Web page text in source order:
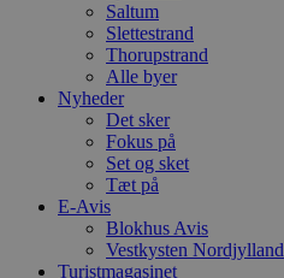
Saltum
Slettestrand
Thorupstrand
Alle byer
Nyheder
Det sker
Fokus på
Set og sket
Tæt på
E-Avis
Blokhus Avis
Vestkysten Nordjylland
Turistmagasinet